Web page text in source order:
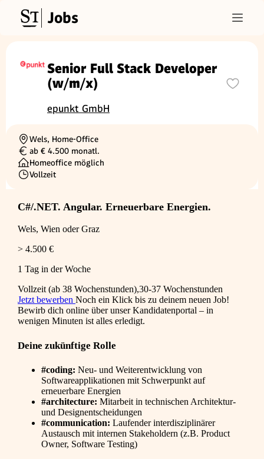
Jobs
Senior Full Stack Developer
(w/m/x)
epunkt GmbH
Ortschaft
Wels, Home-Office
Gehalt
ab € 4.500 monatl.
Homeoffice möglich
Beschäftigungsart
Vollzeit
C#/.NET. Angular. Erneuerbare Energien.
Wels, Wien oder Graz
> 4.500 €
1 Tag in der Woche
Vollzeit (ab 38 Wochenstunden),30-37 Wochenstunden
Jetzt bewerben Noch ein Klick bis zu deinem neuen Job!
Bewirb dich online über unser Kandidatenportal – in
wenigen Minuten ist alles erledigt.
Deine zukünftige Rolle
#coding: Neu- und Weiterentwicklung von
Softwareapplikationen mit Schwerpunkt auf
erneuerbare Energien
#architecture: Mitarbeit in technischen Architektur-
und Designentscheidungen
#communication: Laufender interdisziplinärer
Austausch mit internen Stakeholdern (z.B. Product
Owner, Software Testing)